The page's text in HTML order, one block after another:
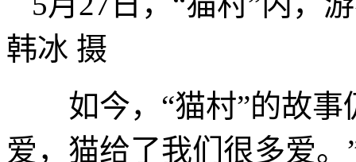
韩冰 摄
如今，“猫村”的故事
爱，猫给了我们很多爱